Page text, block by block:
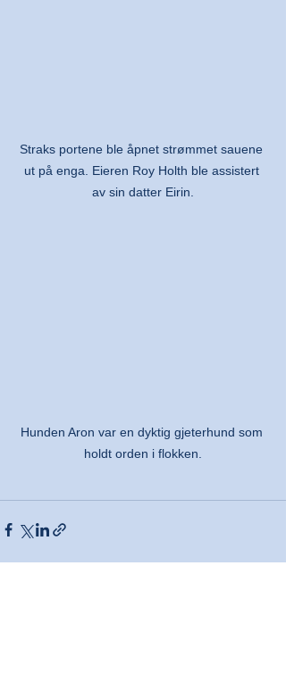
Straks portene ble åpnet strømmet sauene
ut på enga. Eieren Roy Holth ble assistert
av sin datter Eirin.
Hunden Aron var en dyktig gjeterhund som
holdt orden i flokken.